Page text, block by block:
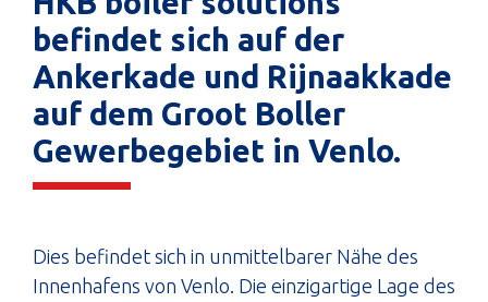
befindet sich auf der
Ankerkade und Rijnaakkade
auf dem Groot Boller
Gewerbegebiet in Venlo.
Dies befindet sich in unmittelbarer Nähe des
Innenhafens von Venlo. Die einzigartige Lage des